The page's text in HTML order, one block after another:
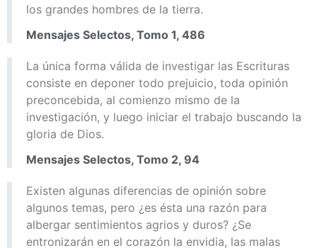
los grandes hombres de la tierra.
Mensajes Selectos, Tomo 1, 486
La única forma válida de investigar las Escrituras
consiste en deponer todo prejuicio, toda opinión
preconcebida, al comienzo mismo de la
investigación, y luego iniciar el trabajo buscando la
gloria de Dios.
Mensajes Selectos, Tomo 2, 94
Existen algunas diferencias de opinión sobre
algunos temas, pero ¿es ésta una razón para
albergar sentimientos agrios y duros? ¿Se
entronizarán en el corazón la envidia, las malas